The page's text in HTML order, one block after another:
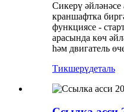
Сикерү
краншафтка
функциясе -
арасында көч
һәм двигатель
Тикшерүдеталь